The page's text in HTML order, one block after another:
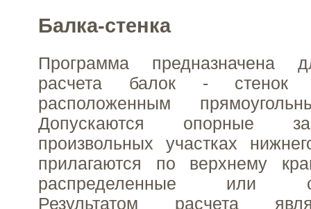
Балка-стенка
Программа предназначена
расчета балок - стенок
расположенным
Допускаются опорные
произвольных участках
прилагаются по верхнему
распределенные или
Результатом расчета